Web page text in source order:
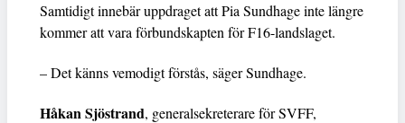
Samtidigt innebär uppdraget att Pia Sundhage inte längre
kommer att vara förbundskapten för F16-landslaget.
– Det känns vemodigt förstås, säger Sundhage.
Håkan Sjöstrand, generalsekreterare för SVFF,